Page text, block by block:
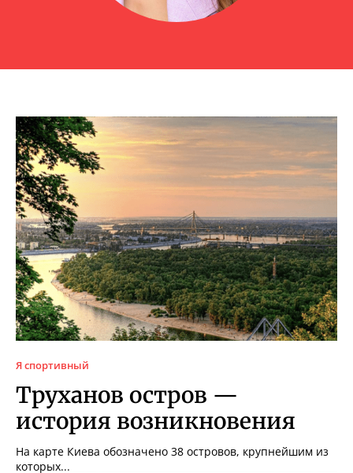
Я спортивный
Труханов остров —
история возникновения
На карте Киева обозначено 38 островов, крупнейшим из
которых...